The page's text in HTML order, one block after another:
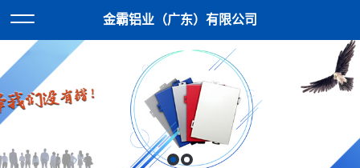
金霸铝业（广东）有限公司